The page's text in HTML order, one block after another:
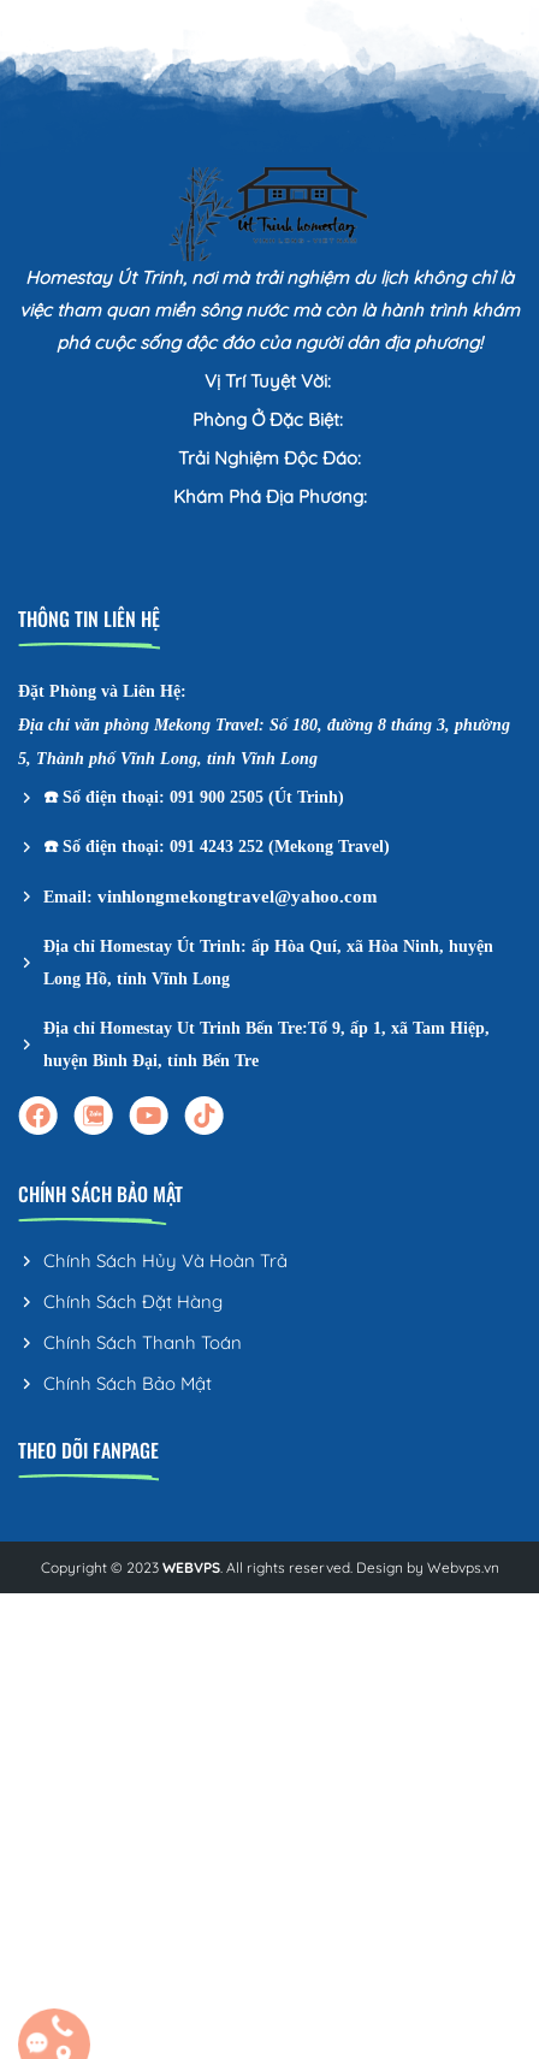
Homestay Út Trinh, nơi mà trải nghiệm du lịch không chỉ là
việc tham quan miền sông nước mà còn là hành trình khám
phá cuộc sống độc đáo của người dân địa phương!
Vị Trí Tuyệt Vời:
Phòng Ở Đặc Biệt:
Trải Nghiệm Độc Đáo:
Khám Phá Địa Phương:
THÔNG TIN LIÊN HỆ
Đặt Phòng và Liên Hệ:
Địa chỉ văn phòng Mekong Travel: Số 180, đường 8 tháng 3, phường
5, Thành phố Vĩnh Long, tỉnh Vĩnh Long
☎️Số điện thoại: 091 900 2505 (Út Trinh)
☎️Số điện thoại: 091 4243 252 (Mekong Travel)
Email: vinhlongmekongtravel@yahoo.com
Địa chỉ Homestay Út Trinh: ấp Hòa Quí, xã Hòa Ninh, huyện
Long Hồ, tỉnh Vĩnh Long
Địa chỉ Homestay Ut Trinh Bến Tre:Tổ 9, ấp 1, xã Tam Hiệp,
huyện Bình Đại, tỉnh Bến Tre
CHÍNH SÁCH BẢO MẬT
Chính Sách Hủy Và Hoàn Trả
Chính Sách Đặt Hàng
Chính Sách Thanh Toán
Chính Sách Bảo Mật
THEO DÕI FANPAGE
Copyright © 2023 WEBVPS. All rights reserved. Design by Webvps.vn